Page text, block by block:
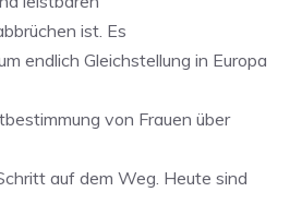
ist. Es
endlich Gleichstellung in Europa
von Frauen über
auf dem Weg. Heute sind